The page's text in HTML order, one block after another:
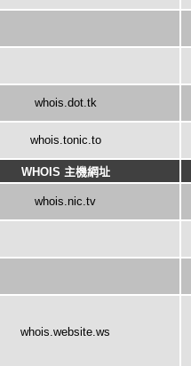
whois.dot.tk
whois.tonic.to
WHOIS 主機網址
whois.nic.tv
whois.website.ws